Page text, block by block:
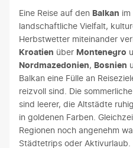
Eine Reise auf den Balkan im
landschaftliche Vielfalt,
Herbstwetter miteinander
Kroatien über Montenegro
Nordmazedonien, Bosnien
Balkan eine Fülle an
reizvoll sind. Die
sind leerer, die Altstädte
in goldenen Farben.
Regionen noch angenehm
Städtetrips oder Aktivurlaub.